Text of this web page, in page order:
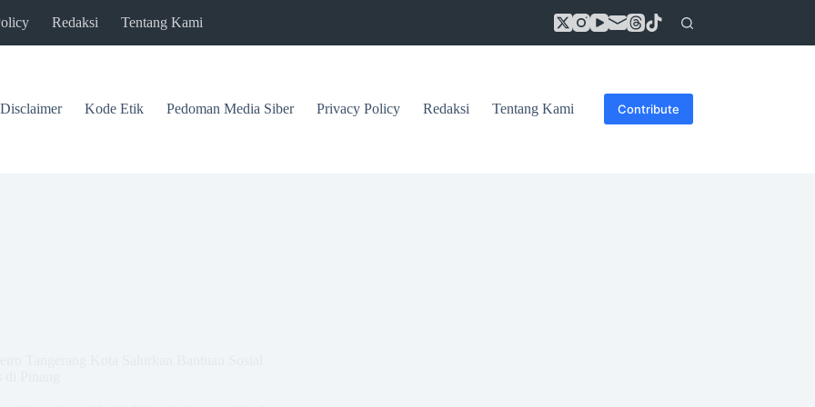
Redaksi Tentang Kami
Disclaimer Kode Etik Pedoman Media Siber Privacy Policy Redaksi Tentang Kami Contribute